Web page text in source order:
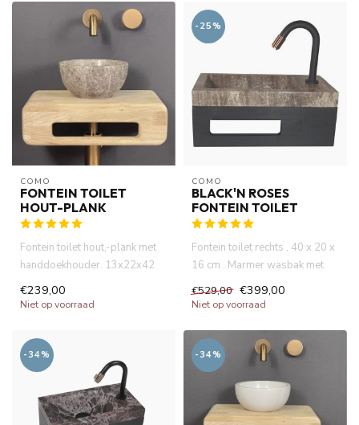
COMO
FONTEIN TOILET
HOUT-PLANK
Fontein toilet hout,-plank met
handdoekhouder. 13x22x42
cm. Zonder kraangaat zoa...
€239,00
Niet op voorraad
-25%
COMO
BLACK'N ROSES
FONTEIN TOILET
Fontein toilet rechts , 40 x 20 x
16 cm . Marmer wasbak met
mat zwart massive ho...
€529,00 €399,00
Niet op voorraad
-34% -34%